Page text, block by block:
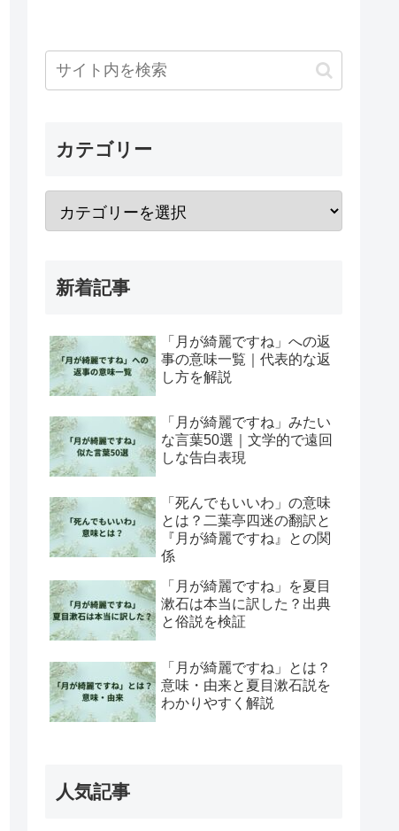
カテゴリー
新着記事
「月が綺麗ですね」への返
事の意味一覧｜代表的な返
し方を解説
「月が綺麗ですね」みたい
な言葉50選｜文学的で遠回
しな告白表現
「死んでもいいわ」の意味
とは？二葉亭四迷の翻訳と
『月が綺麗ですね』との関
係
「月が綺麗ですね」を夏目
漱石は本当に訳した？出典
と俗説を検証
「月が綺麗ですね」とは？
意味・由来と夏目漱石説を
わかりやすく解説
人気記事